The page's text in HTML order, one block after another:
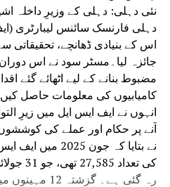
نئی دہلی: دہلی کے وزیرِ داخلہ
دہلی فارنسک سائنس لیبارٹری
اس کے بنیادی ڈھانچے، تحقیقاتی
جائزہ لیا۔مسٹر سود نے اس
مضبوط بنانے کے لیے اٹھائے گئے
کامیابیوں کی معلومات حاصل
آنے پر حکام اور عملے کی
نے بتایا کہ جون